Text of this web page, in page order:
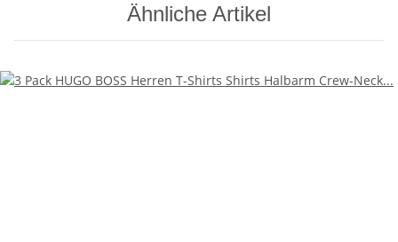
Ähnliche Artikel